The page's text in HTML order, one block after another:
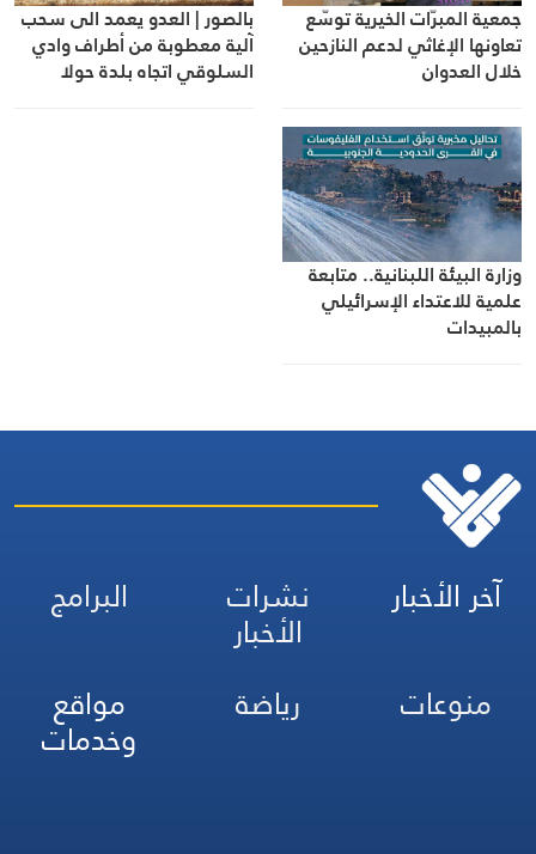
جمعية المبرّات الخيرية توسّع
تعاونها الإغاثي لدعم النازحين
خلال العدوان
بالصور | العدو يعمد الى سحب
آلية معطوبة من أطراف وادي
السلوقي اتجاه بلدة حولا
وزارة البيئة اللبنانية.. متابعة
علمية للاعتداء الإسرائيلي
بالمبيدات
آخر الأخبار نشرات
الأخبار
البرامج
منوعات
رياضة مواقع
وخدمات